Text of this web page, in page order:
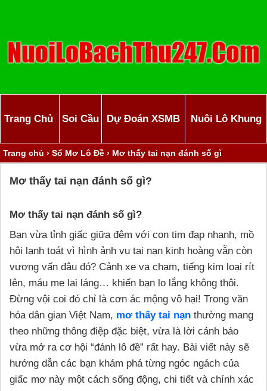
Trang Chủ Soi Cầu Dự Đoán XSMB Nuôi Lô Khung
Trang chủ › Sổ Mơ Lô Đề › Mơ thấy tai nạn đánh số gì
Mơ thấy tai nạn đánh số gì?
Mơ thấy tai nạn đánh số gì?
Bạn vừa tỉnh giấc giữa đêm với con tim đạp nhanh, mồ
hôi lạnh toát vì hình ảnh vụ tai nạn kinh hoàng vẫn còn
vương vấn đâu đó? Cảnh xe va chạm, tiếng kim loại rít
lên, máu me lai láng… khiến bạn lo lắng không thôi.
Đừng vội coi đó chỉ là cơn ác mộng vô hại! Trong văn
hóa dân gian Việt Nam, mơ thấy tai nạn thường mang
theo những thông điệp đặc biệt, vừa là lời cảnh báo
vừa mở ra cơ hội “đánh lô đề” rất hay. Bài viết này sẽ
hướng dẫn các bạn khám phá từng ngóc ngách của
giấc mơ này một cách sống động, chi tiết và chính xác